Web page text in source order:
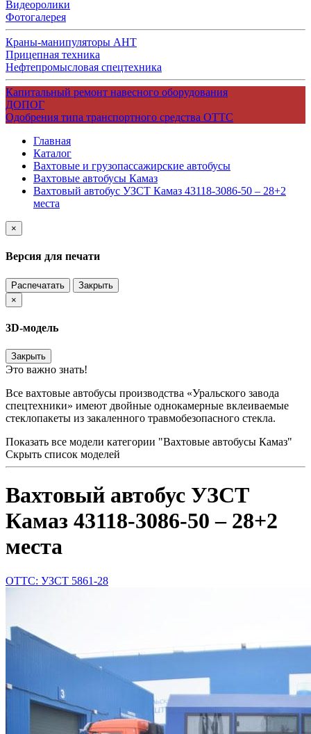
Видеоролики
Фотогалерея
Краны-манипуляторы АНТ
Прицепная техника
Нефтепромысловая спецтехника
Капитальный ремонт навесного оборудования
ДОПОГ
Одобрения типа транспортного средства ОТТС
Главная
Каталог
Вахтовые и грузопассажирские автобусы
Вахтовые автобусы Камаз
Вахтовый автобус УЗСТ Камаз 43118-3086-50 – 28+2
места
×
Версия для печати
Распечатать
Закрыть
×
3D-модель
Закрыть
Это важно знать!
Все вахтовые автобусы производства «Уральского завода
спецтехники» имеют двойные однокамерные вклеиваемые
стеклопакеты из закаленного травмобезопасного стекла.
Показать все модели категории "Вахтовые автобусы Камаз"
Скрыть список моделей
Вахтовый автобус УЗСТ
Камаз 43118-3086-50 – 28+2
места
ОТТС: УЗСТ 5861-28